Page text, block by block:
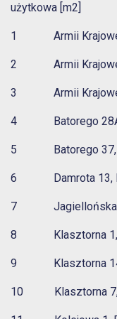
użytkowa [m2]
1 Armii
2 Armii
3 Armii
4 Batorego
5
6 Damrota
7
8
9
10